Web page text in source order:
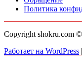
Политика
Copyright shokru.com ©
Работает на WordPress |